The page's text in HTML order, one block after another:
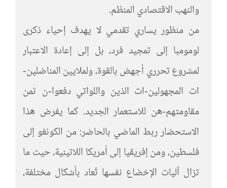
والنهب الاقتصادي المنظم.
من منظور يساري تقدمي لا يهدف إحياء ذكرى
لومومبا إلى تمجيد فرد، بل إلى إعادة الاعتبار
لمشروع تحرري أجهض بالقوة، ولملايين المناضلين-
ات المجهولين-ات الذين واللواتي دفعوا-ن ثمن
مقاومتهم-هن للاستعمار الجديد. كما يفرض هذا
الاستحضار ربط الماضي بالحاضر: من الكونغو إلى
فلسطين، ومن إفريقيا إلى أمريكا اللاتينية، حيث ما
تزال آليات الإخضاع نفسها تُعاد بأشكال مختلفة،